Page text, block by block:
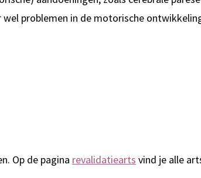
wel problemen in de motorische
Op de pagina revalidatiearts vind je alle